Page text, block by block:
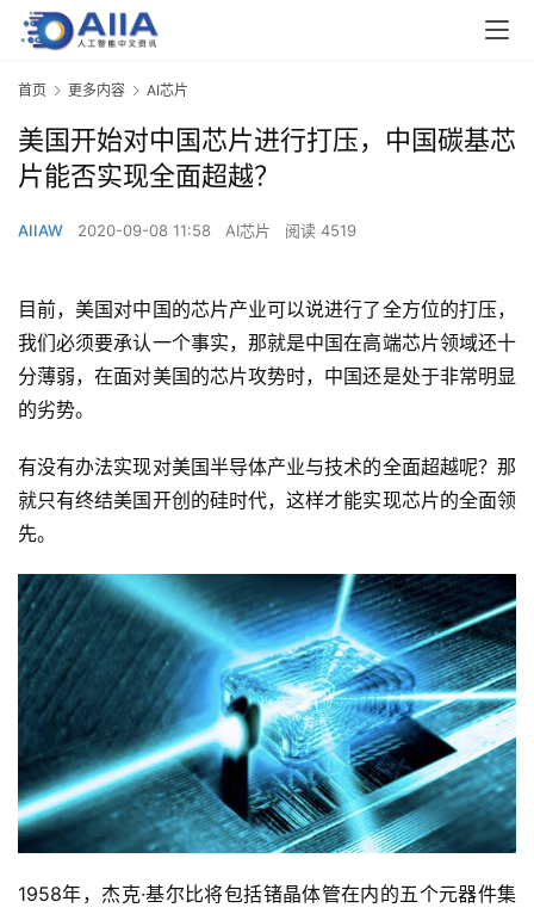
首页 更多内容 AI芯片
美国开始对中国芯片进行打压，中国碳基芯
片能否实现全面超越？
AIIAW 2020-09-08 11:58 AI芯片 阅读 4519
目前，美国对中国的芯片产业可以说进行了全方位的打压，
我们必须要承认一个事实，那就是中国在高端芯片领域还十
分薄弱，在面对美国的芯片攻势时，中国还是处于非常明显
的劣势。
有没有办法实现对美国半导体产业与技术的全面超越呢？那
就只有终结美国开创的硅时代，这样才能实现芯片的全面领
先。
1958年，杰克·基尔比将包括锗晶体管在内的五个元器件集